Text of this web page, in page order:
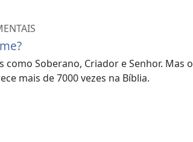
Soberano, Criador e Senhor. Mas o
mais de 7000 vezes na Bíblia.